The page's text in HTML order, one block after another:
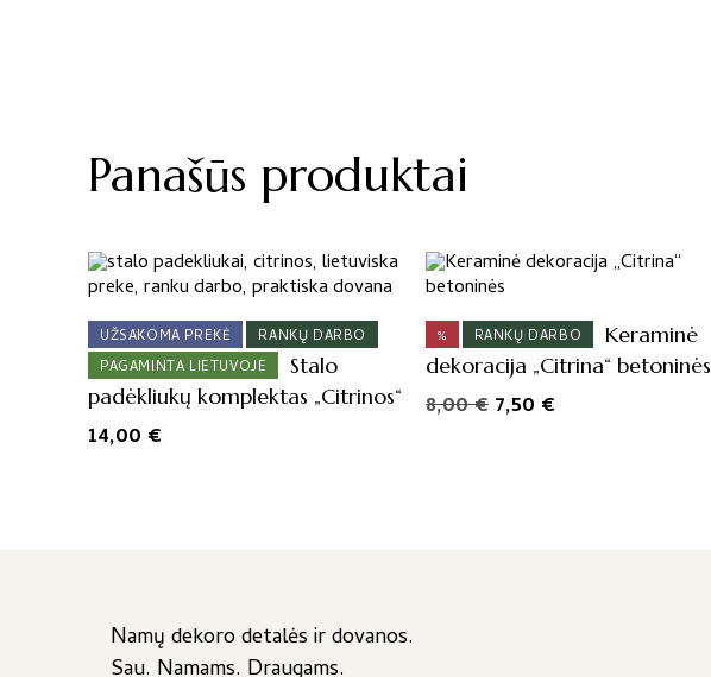
Panašūs produktai
UŽSAKOMA PREKĖ
RANKŲ DARBO
PAGAMINTA LIETUVOJE
Stalo
padėkliukų komplektas „Citrinos“
14,00 €
% RANKŲ DARBO
Keraminė
dekoracija „Citrina“ betoninės
8,00€ Original
7,50 €
Namų dekoro detalės ir dovanos.